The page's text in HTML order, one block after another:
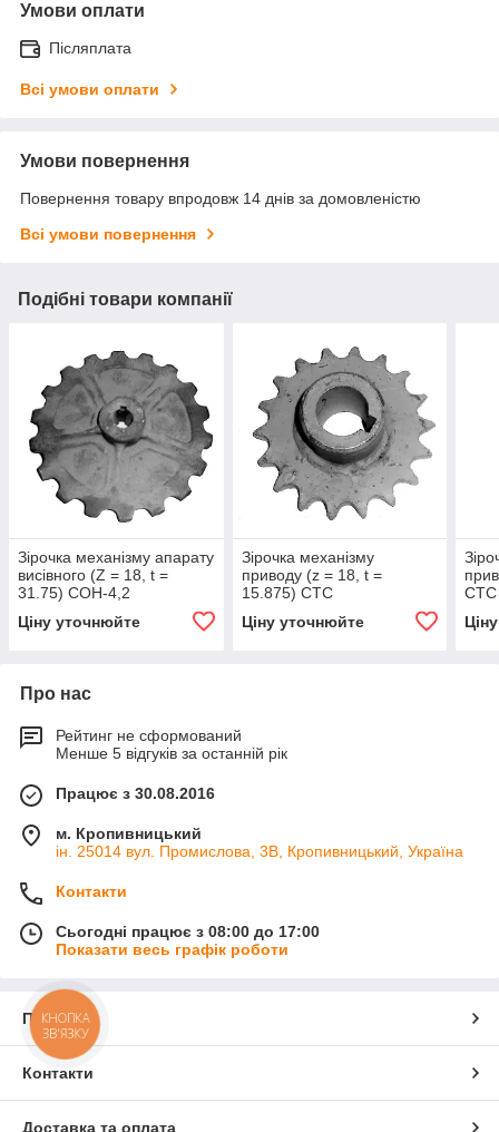
Умови оплати
Післяплата
Всі умови оплати
Умови повернення
Повернення товару впродовж 14 днів за домовленістю
Всі умови повернення
Подібні товари компанії
Зірочка механізму апарату
висівного (Z = 18, t =
31.75) СОН-4,2
Ціну уточнюйте
Зірочка механізму
приводу (z = 18, t =
15.875) СТС
Ціну уточнюйте
СТС
Про нас
Рейтинг не сформований
Менше 5 відгуків за останній рік
Працює з 30.08.2016
м. Кропивницький
ін. 25014 вул. Промислова, 3В, Кропивницький, Україна
Контакти
Сьогодні працює з 08:00 до 17:00
Показати весь графік роботи
Про нас
Контакти
Доставка та оплата
КНОПКА
ЗВ'ЯЗКУ